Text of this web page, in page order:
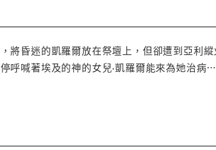
將昏迷的凱羅爾放在祭壇上，但卻遭到亞利
呼喊著埃及的神的女兒‧凱羅爾能來為她治病